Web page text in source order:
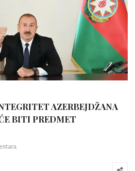
AZERBEJDŽANA
BITI PREDMET